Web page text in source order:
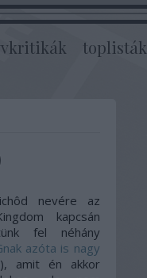
toplisták
nevére az
kapcsán
fel néhány
azóta is nagy
), amit én akkor